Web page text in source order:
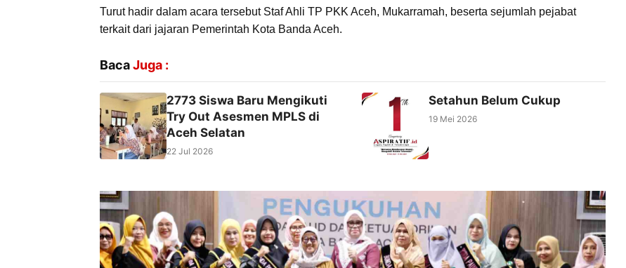
Turut hadir dalam acara tersebut Staf Ahli TP PKK Aceh, Mukarramah, beserta sejumlah pejabat
terkait dari jajaran Pemerintah Kota Banda Aceh.
BacaJuga :
2773 Siswa Baru Mengikuti
Try Out Asesmen MPLS di
Aceh Selatan
22 Jul 2026
Setahun Belum Cukup
19 Mei 2026